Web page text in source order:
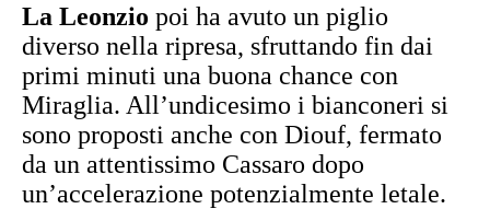
La Leonzio poi ha avuto un piglio
diverso nella ripresa, sfruttando fin dai
primi minuti una buona chance con
Miraglia. All’undicesimo i bianconeri si
sono proposti anche con Diouf, fermato
da un attentissimo Cassaro dopo
un’accelerazione potenzialmente letale.